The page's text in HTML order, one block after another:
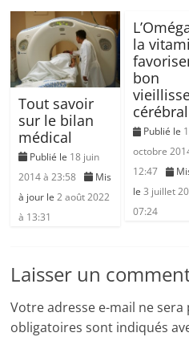
Tout savoir
sur le bilan
médical
Publié le 18 juin
2014 à 23:58
Mis
à jour le2 août 2022
à 13:31
la
bon
cérébral
Publié le
octobre
12:47
le 3 juillet
07:24
Laisser un
Votre adresse e-mail ne sera
obligatoires sont indiqués